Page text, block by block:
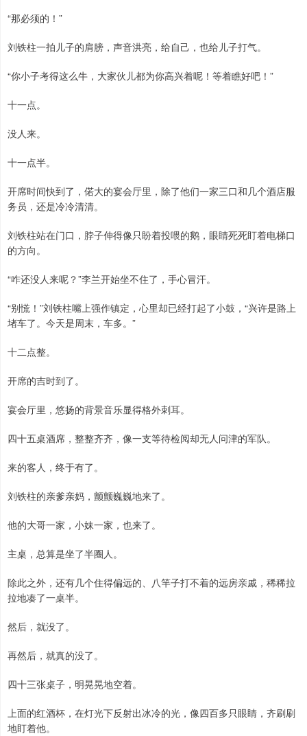
“那必须的！”
刘铁柱一拍儿子的肩膀，声音洪亮，给自己，也给儿子打气。
“你小子考得这么牛，大家伙儿都为你高兴着呢！等着瞧好吧！”
十一点。
没人来。
十一点半。
开席时间快到了，偌大的宴会厅里，除了他们一家三口和几个酒店服
务员，还是冷冷清清。
刘铁柱站在门口，脖子伸得像只盼着投喂的鹅，眼睛死死盯着电梯口
的方向。
“咋还没人来呢？”李兰开始坐不住了，手心冒汗。
“别慌！”刘铁柱嘴上强作镇定，心里却已经打起了小鼓，“兴许是路上
堵车了。今天是周末，车多。”
十二点整。
开席的吉时到了。
宴会厅里，悠扬的背景音乐显得格外刺耳。
四十五桌酒席，整整齐齐，像一支等待检阅却无人问津的军队。
来的客人，终于有了。
刘铁柱的亲爹亲妈，颤颤巍巍地来了。
他的大哥一家，小妹一家，也来了。
主桌，总算是坐了半圈人。
除此之外，还有几个住得偏远的、八竿子打不着的远房亲戚，稀稀拉
拉地凑了一桌半。
然后，就没了。
再然后，就真的没了。
四十三张桌子，明晃晃地空着。
上面的红酒杯，在灯光下反射出冰冷的光，像四百多只眼睛，齐刷刷
地盯着他。